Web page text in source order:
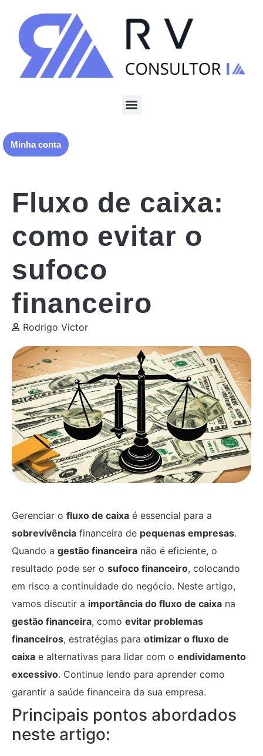
Minha conta
Fluxo de caixa:
como evitar o
sufoco
financeiro
Rodrigo Victor
Gerenciar o fluxo de caixa é essencial para a
sobrevivência financeira de pequenas empresas.
Quando a gestão financeira não é eficiente, o
resultado pode ser o sufoco financeiro, colocando
em risco a continuidade do negócio. Neste artigo,
vamos discutir a importância do fluxo de caixa na
gestão financeira, como evitar problemas
financeiros, estratégias para otimizar o fluxo de
caixa e alternativas para lidar com o endividamento
excessivo. Continue lendo para aprender como
garantir a saúde financeira da sua empresa.
Principais pontos abordados
neste artigo: